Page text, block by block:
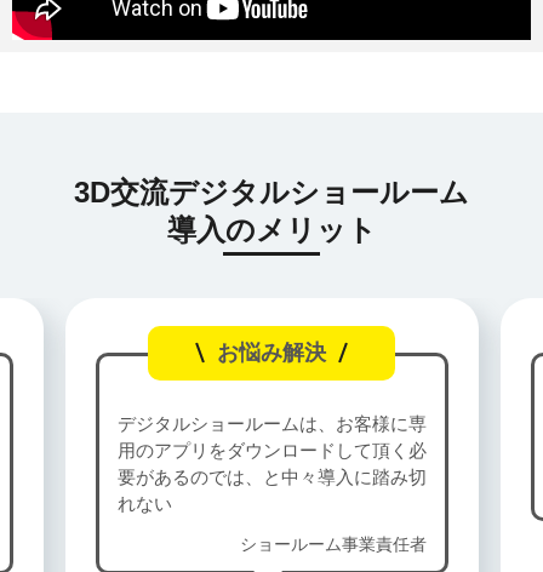
3D交流デジタルショールーム
導入のメリット
お悩み解決
デジタルショールームは、お客様に専
用のアプリをダウンロードして頂く必
要があるのでは、と中々導入に踏み切
れない
ショールーム事業責任者